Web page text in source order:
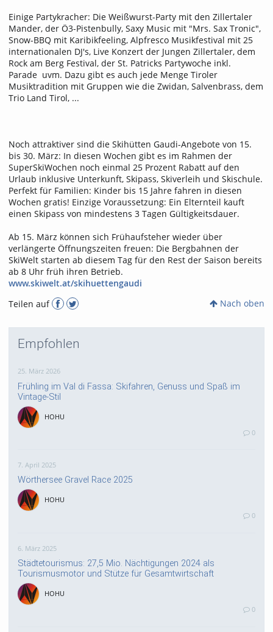
Einige Partykracher: Die Weißwurst-Party mit den Zillertaler
Mander, der Ö3-Pistenbully, Saxy Music mit "Mrs. Sax Tronic",
Snow-BBQ mit Karibikfeeling, Alpfresco Musikfestival mit 25
internationalen DJ's, Live Konzert der Jungen Zillertaler, dem
Rock am Berg Festival, der St. Patricks Partywoche inkl.
Parade uvm. Dazu gibt es auch jede Menge Tiroler
Musiktradition mit Gruppen wie die Zwidan, Salvenbrass, dem
Trio Land Tirol, ...
Noch attraktiver sind die Skihütten Gaudi-Angebote von 15.
bis 30. März: In diesen Wochen gibt es im Rahmen der
SuperSkiWochen noch einmal 25 Prozent Rabatt auf den
Urlaub inklusive Unterkunft, Skipass, Skiverleih und Skischule.
Perfekt für Familien: Kinder bis 15 Jahre fahren in diesen
Wochen gratis! Einzige Voraussetzung: Ein Elternteil kauft
einen Skipass von mindestens 3 Tagen Gültigkeitsdauer.
Ab 15. März können sich Frühaufsteher wieder über
verlängerte Öffnungszeiten freuen: Die Bergbahnen der
SkiWelt starten ab diesem Tag für den Rest der Saison bereits
ab 8 Uhr früh ihren Betrieb.
www.skiwelt.at/skihuettengaudi
Teilen auf
Nach oben
Empfohlen
25. März 2026
Frühling im Val di Fassa: Skifahren, Genuss und Spaß im
Vintage-Stil
HOHU
0
7. April 2025
Wörthersee Gravel Race 2025
HOHU
0
6. März 2025
Städtetourismus: 27,5 Mio. Nächtigungen 2024 als
Tourismusmotor und Stütze für Gesamtwirtschaft
HOHU
0